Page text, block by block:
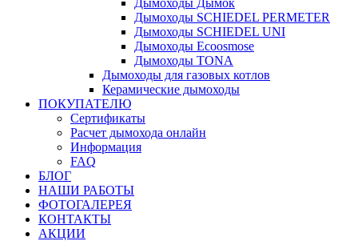
Дымоходы Дымок
Дымоходы SCHIEDEL PERMETER
Дымоходы SCHIEDEL UNI
Дымоходы Ecoosmose
Дымоходы TONA
Дымоходы для газовых котлов
Керамические дымоходы
ПОКУПАТЕЛЮ
Сертификаты
Расчет дымохода онлайн
Информация
FAQ
БЛОГ
НАШИ РАБОТЫ
ФОТОГАЛЕРЕЯ
КОНТАКТЫ
АКЦИИ